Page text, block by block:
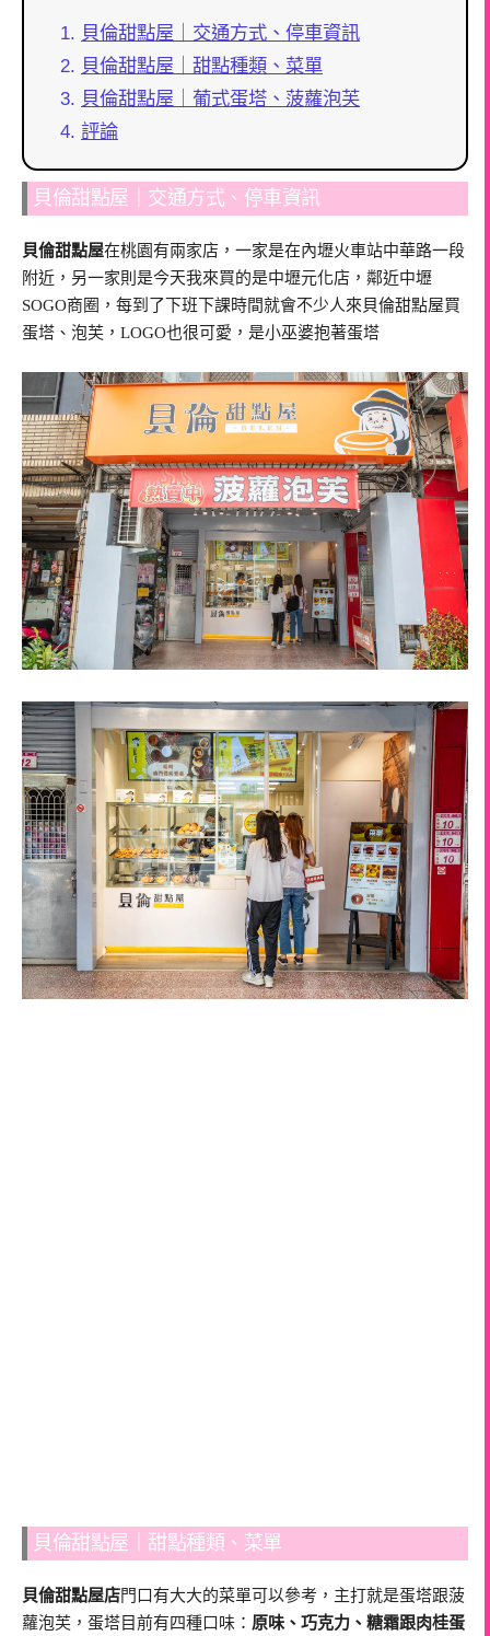
貝倫甜點屋｜交通方式、停車資訊
貝倫甜點屋｜甜點種類、菜單
貝倫甜點屋｜葡式蛋塔、菠蘿泡芙
評論
貝倫甜點屋｜交通方式、停車資訊
貝倫甜點屋在桃園有兩家店，一家是在內壢火車站中華路一段
附近，另一家則是今天我來買的是中壢元化店，鄰近中壢
SOGO商圈，每到了下班下課時間就會不少人來貝倫甜點屋買
蛋塔、泡芙，LOGO也很可愛，是小巫婆抱著蛋塔
貝倫甜點屋｜甜點種類、菜單
貝倫甜點屋店門口有大大的菜單可以參考，主打就是蛋塔跟菠
蘿泡芙，蛋塔目前有四種口味： 原味、巧克力、糖霜跟肉桂蛋